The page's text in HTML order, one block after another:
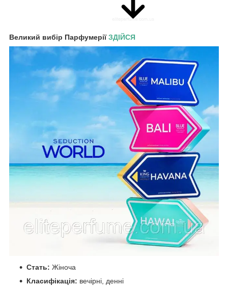
Великий вибір ПарфумеріїЗДІЙСЯ
Стать: Жіноча
Класифікація: вечірні, денні